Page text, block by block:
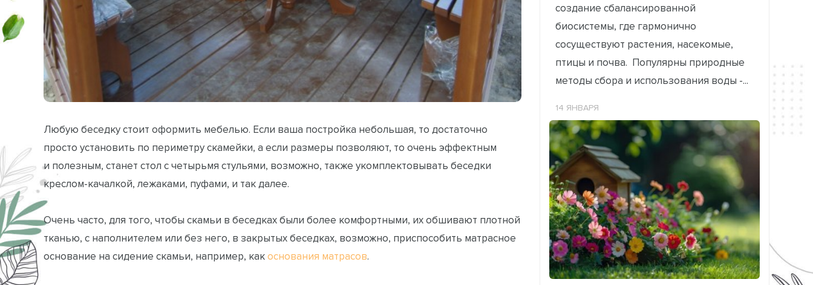
Любую беседку стоит оформить мебелью. Если ваша постройка небольшая, то достаточно
просто установить по периметру скамейки, а если размеры позволяют, то очень эффектным
и полезным, станет стол с четырьмя стульями, возможно, также укомплектовывать беседки
креслом-качалкой, лежаками, пуфами, и так далее.
Очень часто, для того, чтобы скамьи в беседках были более комфортными, их обшивают плотной
тканью, с наполнителем или без него, в закрытых беседках, возможно, приспособить матрасное
основание на сидение скамьи, например, как основания матрасов
создание сбалансированной
биосистемы, где гармонично
сосуществуют растения, насекомые,
птицы и почва. Популярны природные
методы сбора и использования воды -...
14 ЯНВАРЯ